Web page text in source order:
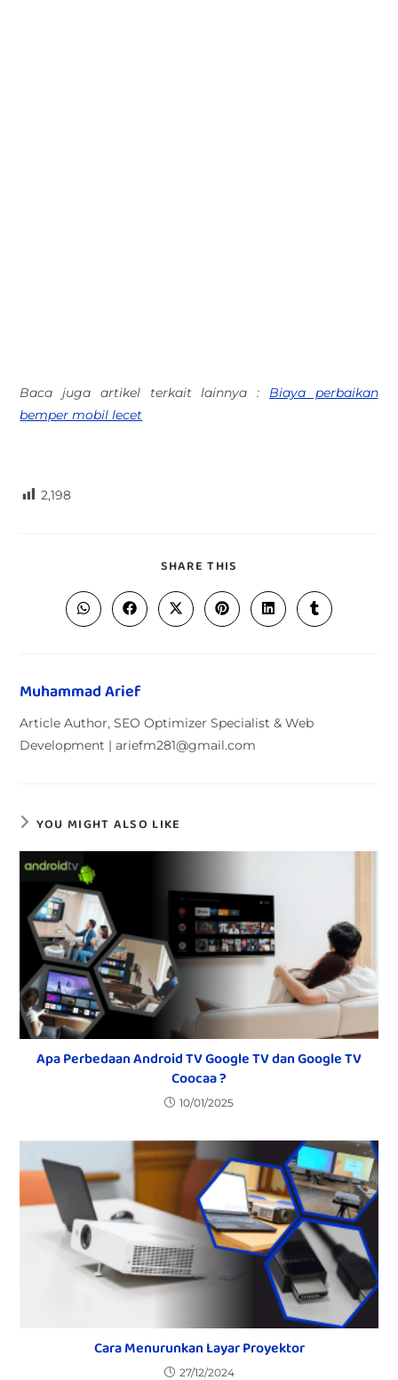
Baca juga artikel terkait lainnya : Biaya perbaikan
bemper mobil lecet
2,198
SHARE THIS
Muhammad Arief
Article Author, SEO Optimizer Specialist & Web
Development | ariefm281@gmail.com
YOU MIGHT ALSO LIKE
Apa Perbedaan Android TV Google TV dan Google TV
Coocaa ?
10/01/2025
Cara Menurunkan Layar Proyektor
27/12/2024